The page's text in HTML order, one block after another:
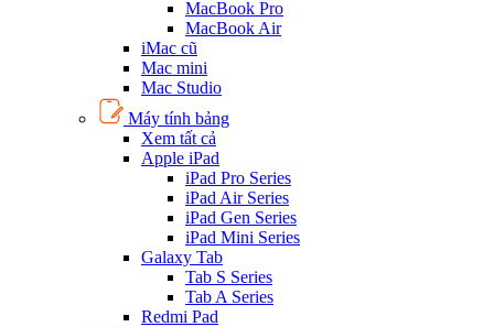
MacBook Pro
MacBook Air
iMac cũ
Mac mini
Mac Studio
Máy tính bảng
Xem tất cả
Apple iPad
iPad Pro Series
iPad Air Series
iPad Gen Series
iPad Mini Series
Galaxy Tab
Tab S Series
Tab A Series
Redmi Pad